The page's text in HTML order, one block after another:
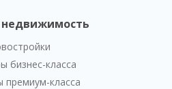
бизнес-класса
премиум-класса